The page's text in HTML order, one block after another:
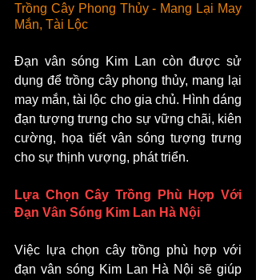
Trồng Cây Phong Thủy - Mang Lại May
Mắn, Tài Lộc
Đạn vân sóng Kim Lan còn được sử
dụng để trồng cây phong thủy, mang lại
may mắn, tài lộc cho gia chủ. Hình dáng
đạn tượng trưng cho sự vững chãi, kiên
cường, họa tiết vân sóng tượng trưng
cho sự thịnh vượng, phát triển.
Lựa Chọn Cây Trồng Phù Hợp Với
Đạn Vân Sóng Kim Lan Hà Nội
Việc lựa chọn cây trồng phù hợp với
đạn vân sóng Kim Lan Hà Nội sẽ giúp